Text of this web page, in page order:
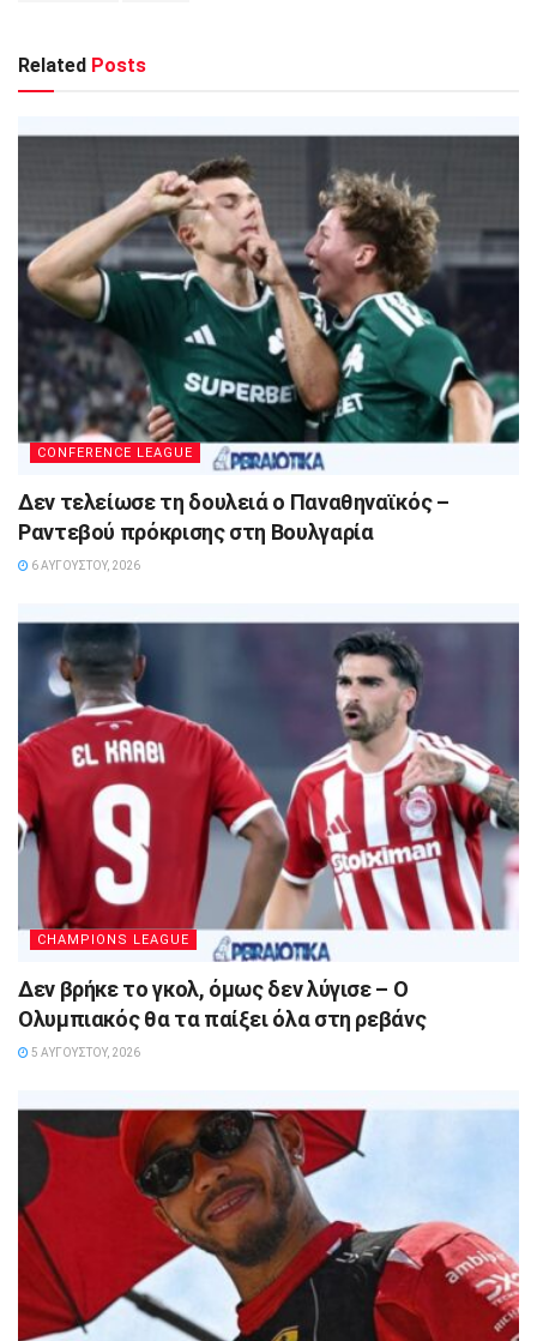
Related Posts
CONFERENCE LEAGUE
Δεν τελείωσε τη δουλειά ο Παναθηναϊκός –
Ραντεβού πρόκρισης στη Βουλγαρία
6 ΑΥΓΟΎΣΤΟΥ, 2026
CHAMPIONS LEAGUE
Δεν βρήκε το γκολ, όμως δεν λύγισε – Ο
Ολυμπιακός θα τα παίξει όλα στη ρεβάνς
5 ΑΥΓΟΎΣΤΟΥ, 2026